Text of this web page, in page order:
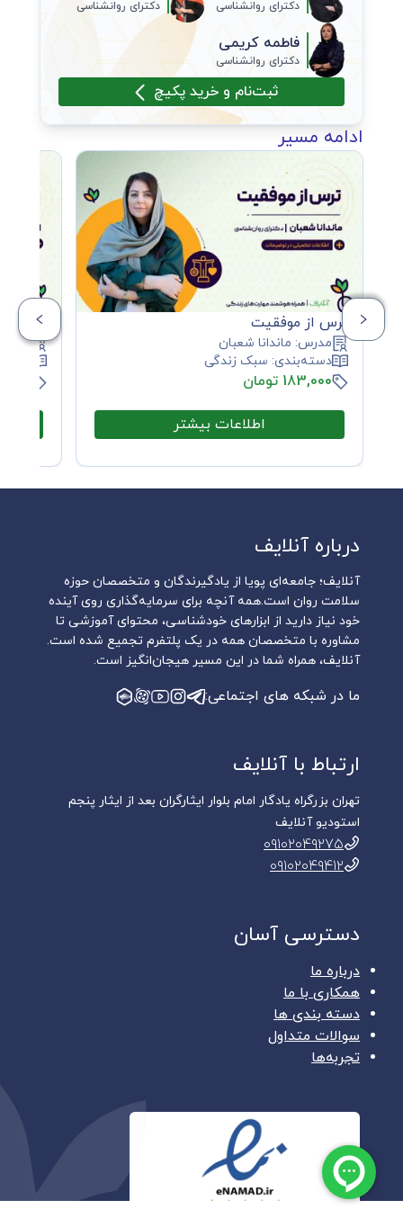
دکترای روانشناسی دکترای روانشناسی
فاطمه کریمی
دکترای روانشناسی
ثبت‌نام و خرید پکیچ
ادامه مسیر
ترس از موفقیت
مدرس: ماندانا شعبان
دسته‌بندی: سبک زندگی
183,000 تومان
اطلاعات بیشتر
جسارت
درباره آنلایف
آنلایف؛ جامعه‌ای پویا از یادگیرندگان و متخصصان حوزه
سلامت روان است.همه آنچه برای سرمایه‌گذاری روی آینده
خود نیاز دارید از ابزارهای خودشناسی، محتوای آموزشی تا
مشاوره با متخصصان همه در یک پلتفرم تجمیع شده است.
آنلایف، همراه شما در این مسیر هیجان‌انگیز است.
ما در شبکه های اجتماعی:
ارتباط با آنلایف
تهران بزرگراه یادگار امام بلوار ایثارگران بعد از ایثار پنجم
استودیو آنلایف
۰۹۱۰۲۰۴۹۲۷۵
٠٩١٠٢٠٤٩٤١٢
دسترسی آسان
درباره ما
همکاری با ما
دسته بندی ها
سوالات متداول
تجربه‌ها